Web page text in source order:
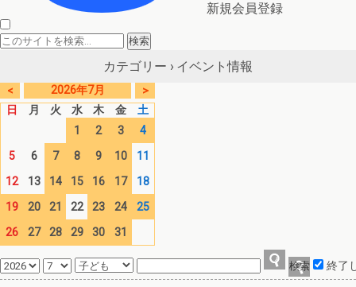
新規会員登録
カテゴリー › イベント情報
< 2026年7月
>
日
月 火 水 木 金
土
1
2 3
4
5
6 7 8 9 10
11
12
13 14 15 16 17
18
19
20 21 22 23 24
25
26
27 28 29 30 31
終了